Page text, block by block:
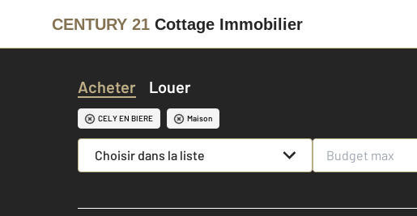
CENTURY 21 Cottage Immobilier
Acheter Louer
CELY EN BIERE Maison
Choisir dans la liste